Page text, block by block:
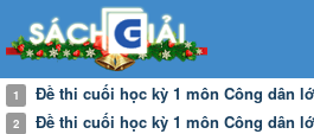
1 Đề thi cuối học kỳ 1 môn Công dân
2 ​​​​​​​Đề thi cuối học kỳ 1 môn Công dân